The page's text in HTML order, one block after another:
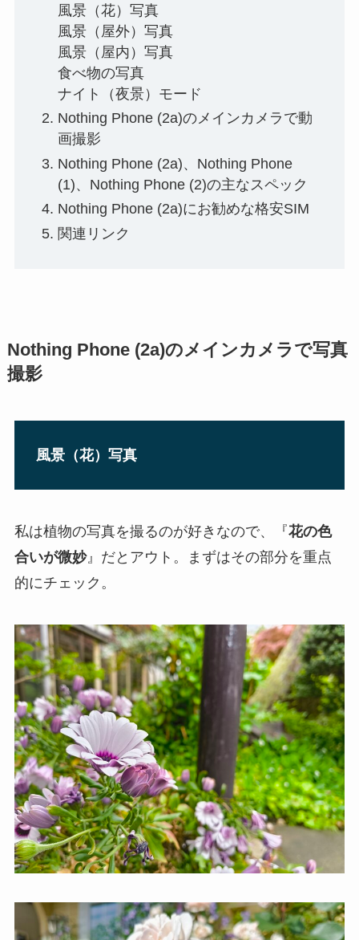
風景（花）写真
風景（屋外）写真
風景（屋内）写真
食べ物の写真
ナイト（夜景）モード
Nothing Phone (2a)のメインカメラで動
画撮影
Nothing Phone (2a)、Nothing Phone
(1)、Nothing Phone (2)の主なスペック
Nothing Phone (2a)にお勧めな格安SIM
関連リンク
Nothing Phone (2a)のメインカメラで写真
撮影
風景（花）写真
私は植物の写真を撮るのが好きなので、『花の色
合いが微妙』だとアウト。まずはその部分を重点
的にチェック。